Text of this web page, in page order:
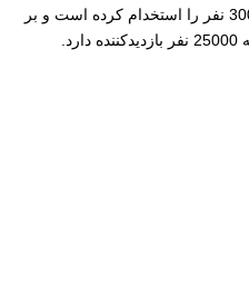
می باشد. در مجموع این مجموعه 3000 نفر را استخدام کرده است و بر